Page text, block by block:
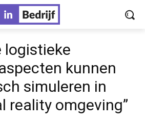
logistieke
kunnen
simuleren in
reality omgeving”